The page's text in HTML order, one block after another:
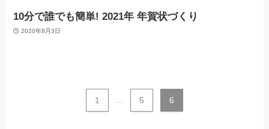
10分で誰でも簡単! 2021年 年賀状づくり
2020年8月3日
1 5 6